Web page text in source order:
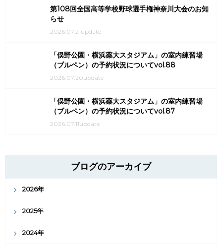
第108回全国高等学校野球選手権神奈川大会のお知
らせ
2026.07.21update
「俣野公園・横浜薬大スタジアム」の室内練習場
（ブルペン）の予約状況についてvol.88
2026.07.20update
「俣野公園・横浜薬大スタジアム」の室内練習場
（ブルペン）の予約状況についてvol.87
2026.07.11update
ブログのアーカイブ
2026年
2025年
2024年